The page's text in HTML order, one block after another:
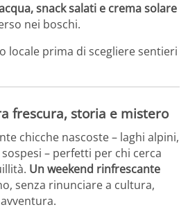
snack salati e crema solare
nei boschi.
locale prima di scegliere sentieri
frescura, storia e mistero
chicche nascoste – laghi alpini,
– perfetti per chi cerca
Un weekend rinfrescante
senza rinunciare a cultura,